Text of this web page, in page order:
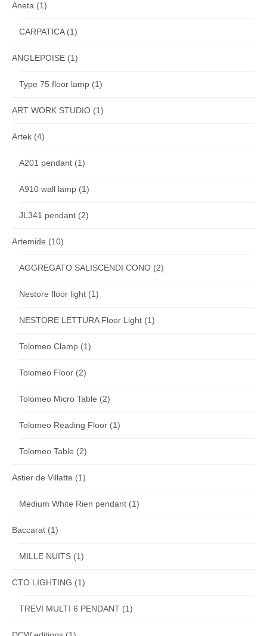
Aneta (1)
CARPATICA(1)
ANGLEPOISE (1)
Type 75 floor lamp (1)
ART WORK STUDIO (1)
Artek (4)
A201 pendant (1)
A910 wall lamp (1)
JL341 pendant (2)
Artemide (10)
AGGREGATO SALISCENDI CONO (2)
Nestore floor light (1)
NESTORE LETTURA Floor Light (1)
Tolomeo Clamp (1)
Tolomeo Floor (2)
Tolomeo Micro Table (2)
Tolomeo Reading Floor (1)
Tolomeo Table (2)
Astier de Villatte (1)
Medium White Rien pendant (1)
Baccarat (1)
MILLE NUITS (1)
CTO LIGHTING (1)
TREVI MULTI 6 PENDANT (1)